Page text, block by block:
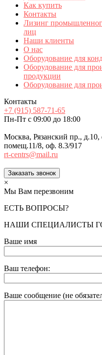
Как купить
Контакты
Лизинг
лиц
Наши клиенты
О нас
Оборудование для
Оборудование для
продукции
Оборудование для
Контакты
+7 (915) 587-71-65
Пн-Пт с 09:00 до 18:00
Москва, Рязанский пр., д.10,
помещ.11/8, оф. 8.3/917
rt-centrs@mail.ru
Заказать звонок
×
Мы Вам перезвоним
ЕСТЬ ВОПРОСЫ?
НАШИ СПЕЦИАЛИСТЫ
Ваше имя
Ваш телефон:
Ваше сообщение (не